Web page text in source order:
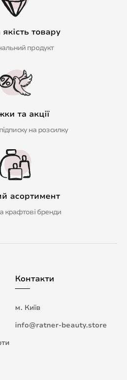
товару
продукт
та акції
на розсилку
асортимент
крафтові бренди
Контакти
м. Київ
info@ratner-beauty.store